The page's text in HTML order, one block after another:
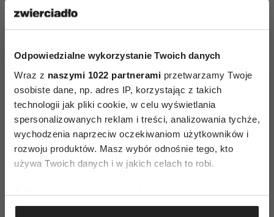
Odpowiedzialne wykorzystanie Twoich danych
Wraz z naszymi 1022 partnerami przetwarzamy Twoje
osobiste dane, np. adres IP, korzystając z takich
technologii jak pliki cookie, w celu wyświetlania
spersonalizowanych reklam i treści, analizowania tychże,
wychodzenia naprzeciw oczekiwaniom użytkowników i
rozwoju produktów. Masz wybór odnośnie tego, kto
używa Twoich danych i w jakich celach to robi.
Jeśli wyrazisz na to zgodę, chcielibyśmy również:
Gromadzić dane dotyczące Twojej lokalizacji
ZAMÓW